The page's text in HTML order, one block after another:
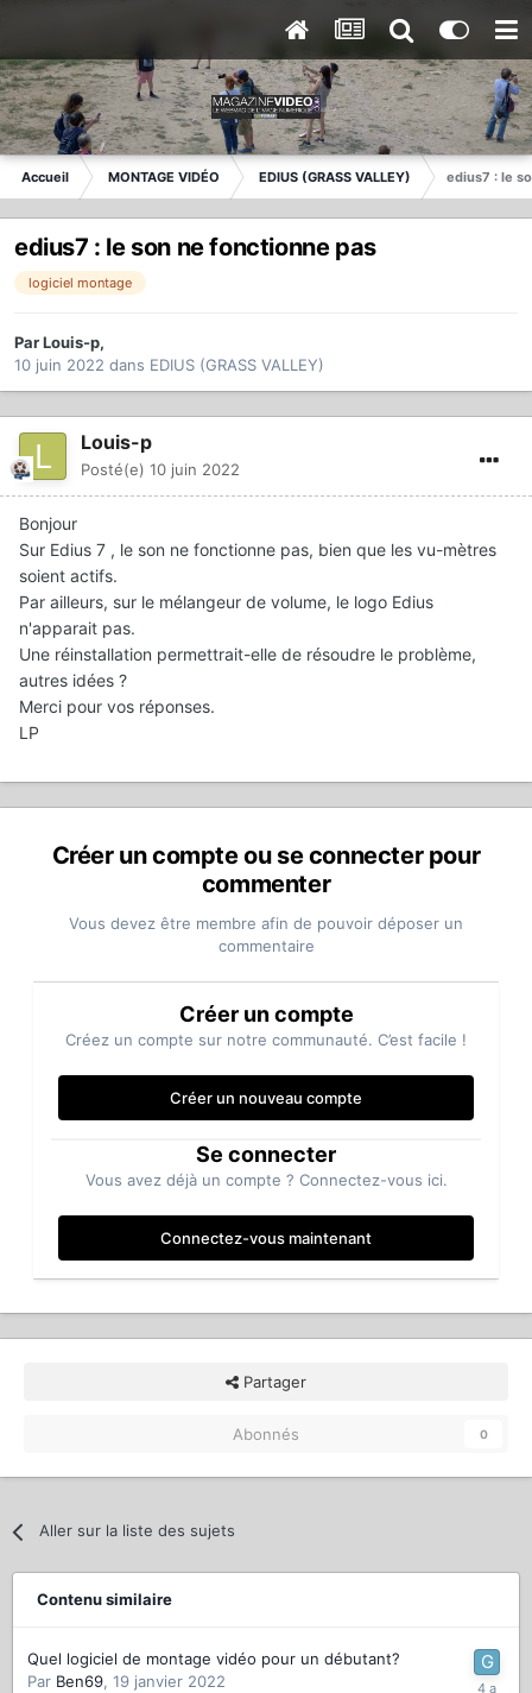
Accueil MONTAGE VIDÉO EDIUS (GRASS VALLEY) edius7 : le
edius7 : le son ne fonctionne pas
logiciel montage
ParLouis-p,
10 juin 2022 dans EDIUS (GRASS VALLEY)
Louis-p
Posté(e) 10 juin 2022
Bonjour
Sur Edius 7 , le son ne fonctionne pas, bien que les vu-mètres
soient actifs.
Par ailleurs, sur le mélangeur de volume, le logo Edius
n'apparait pas.
Une réinstallation permettrait-elle de résoudre le problème,
autres idées ?
Merci pour vos réponses.
LP
Créer un compte ou se connecter pour
commenter
Vous devez être membre afin de pouvoir déposer un
commentaire
Créer un compte
Créez un compte sur notre communauté. C’est facile !
Créer un nouveau compte
Se connecter
Vous avez déjà un compte ? Connectez-vous ici.
Connectez-vous maintenant
Partager
Abonnés 0
Aller sur la liste des sujets
Contenu similaire
Quel logiciel de montage vidéo pour un débutant?
Par Ben69, 19 janvier 2022